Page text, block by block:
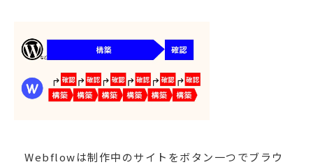
Webflowは制作中のサイトをボタン一つでブラウ